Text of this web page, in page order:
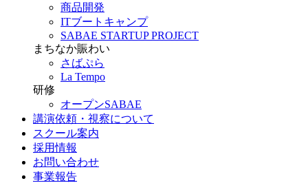
商品開発
ITブートキャンプ
SABAE STARTUP PROJECT
まちなか賑わい
さばぷら
La Tempo
研修
オープンSABAE
講演依頼・視察について
スクール案内
採用情報
お問い合わせ
事業報告